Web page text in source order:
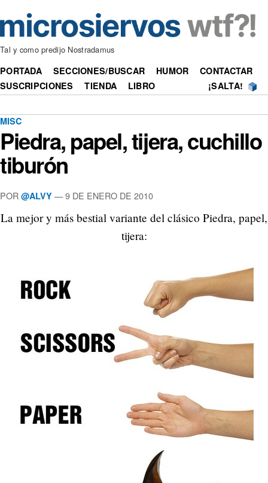
Tal y como predijo Nostradamus
PORTADA SECCIONES/BUSCAR HUMOR
CONTACTAR
SUSCRIPCIONES
TIENDA LIBRO ¡SALTA!
MISC
Piedra, papel, tijera, cuchillo
tiburón
POR @ALVY —9 DE ENERO DE 2010
La mejor y más bestial variante del clásico Piedra, papel,
tijera: